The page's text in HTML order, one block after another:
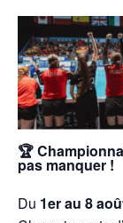
🏆
pas manquer !
Du 1er au 8